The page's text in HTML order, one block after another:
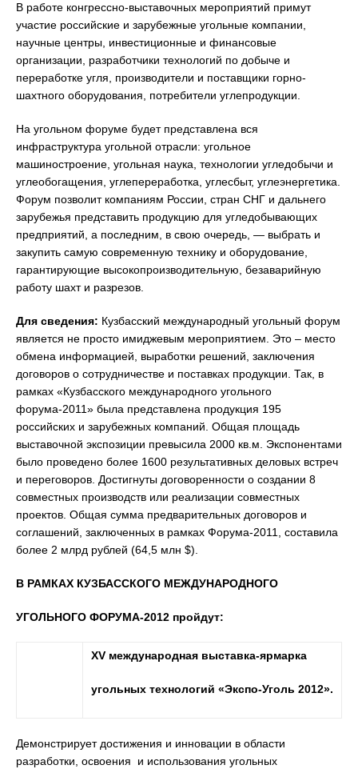
В работе конгрессно-выставочных мероприятий примут
участие российские и зарубежные угольные компании,
научные центры, инвестиционные и финансовые
организации, разработчики технологий по добыче и
переработке угля, производители и поставщики горно-
шахтного оборудования, потребители углепродукции.
На угольном форуме будет представлена вся
инфраструктура угольной отрасли: угольное
машиностроение, угольная наука, технологии угледобычи и
углеобогащения, углепереработка, углесбыт, углеэнергетика.
Форум позволит компаниям России, стран СНГ и дальнего
зарубежья представить продукцию для угледобывающих
предприятий, а последним, в свою очередь, — выбрать и
закупить самую современную технику и оборудование,
гарантирующие высокопроизводительную, безаварийную
работу шахт и разрезов.
Для сведения: Кузбасский международный угольный форум
является не просто имиджевым мероприятием. Это – место
обмена информацией, выработки решений, заключения
договоров о сотрудничестве и поставках продукции. Так, в
рамках «Кузбасского международного угольного
форума-2011» была представлена продукция 195
российских и зарубежных компаний. Общая площадь
выставочной экспозиции превысила 2000 кв.м. Экспонентами
было проведено более 1600 результативных деловых встреч
и переговоров. Достигнуты договоренности о создании 8
совместных производств или реализации совместных
проектов. Общая сумма предварительных договоров и
соглашений, заключенных в рамках Форума-2011, составила
более 2 млрд рублей (64,5 млн $).
В РАМКАХ КУЗБАССКОГО МЕЖДУНАРОДНОГО
УГОЛЬНОГО ФОРУМА-2012 пройдут:
XV международная выставка-ярмарка
угольных технологий «Экспо-Уголь 2012».
Демонстрирует достижения и инновации в области
разработки, освоения и использования угольных